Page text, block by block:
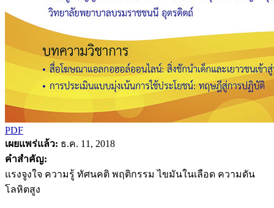
PDF
เผยแพร่แล้ว: ธ.ค. 11, 2018
คำสำคัญ:
แรงจูงใจ ความรู้ ทัศนคติ พฤติกรรม ไขมันในเลือด ความดัน
โลหิตสูง